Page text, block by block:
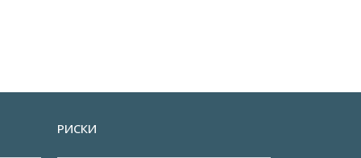
РИСКИ